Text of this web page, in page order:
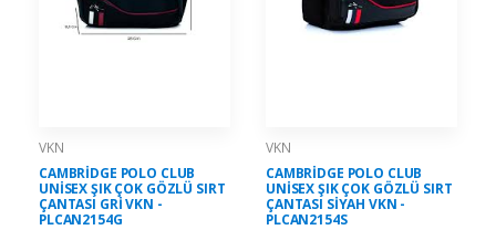
VKN
CAMBRİDGE POLO CLUB
UNİSEX ŞIK ÇOK GÖZLÜ SIRT
ÇANTASI GRİ VKN -
PLCAN2154G
VKN
CAMBRİDGE POLO CLUB
UNİSEX ŞIK ÇOK GÖZLÜ SIRT
ÇANTASI SİYAH VKN -
PLCAN2154S